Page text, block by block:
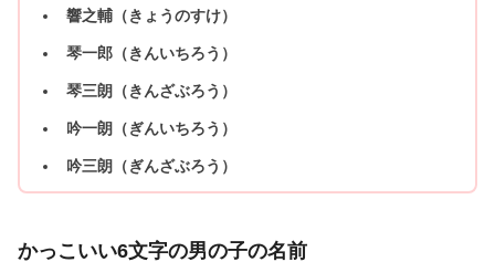
響之輔（きょうのすけ）
琴一郎（きんいちろう）
琴三朗（きんざぶろう）
吟一朗（ぎんいちろう）
吟三朗（ぎんざぶろう）
かっこいい6文字の男の子の名前